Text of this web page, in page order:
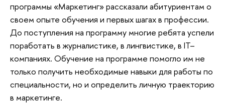
программы «Маркетинг» рассказали абитуриентам о
своем опыте обучения и первых шагах в профессии.
До поступления на программу многие ребята успели
поработать в журналистике, в лингвистике, в IT–
компаниях. Обучение на программе помогло им не
только получить необходимые навыки для работы по
специальности, но и определить личную траекторию
в маркетинге.